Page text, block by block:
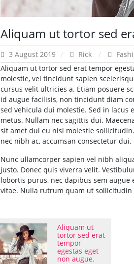
Aliquam ut tortor sed
3 August 2019 Rick
Aliquam ut tortor sed erat tempor
molestie, vel tincidunt sapien
cursus velit ultricies a. Etiam posuere
id augue facilisis, non tincidunt diam
sed vehicula dui molestie. Sed in
metus. Nullam nec sagittis dui.
sit amet dui eu nisl molestie
nec nibh ac, accumsan consectetur
Nunc ullamcorper sapien vel nibh
justo. Donec quis viverra velit.
lobortis purus, nec dapibus sem augue
vitae. Nulla rutrum quam ut
Aliquam ut
tortor sed erat
tempor
egestas eget
non augue.